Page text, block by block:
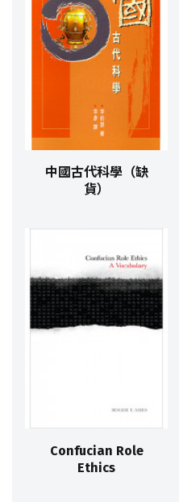
中國古代科學（缺
貨）
Confucian Role
Ethics